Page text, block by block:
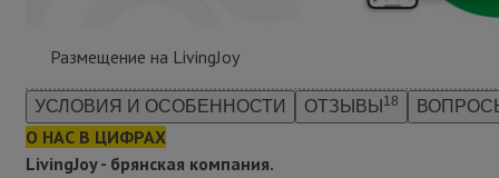
Размещение на LivingJoy
УСЛОВИЯ И ОСОБЕННОСТИ ОТЗЫВЫ 18
О НАС В ЦИФРАХ
LivingJoy - брянская компания.